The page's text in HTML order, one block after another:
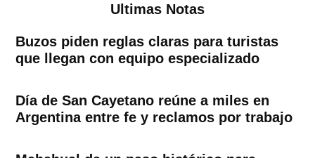
Ultimas Notas
Buzos piden reglas claras para turistas
que llegan con equipo especializado
Día de San Cayetano reúne a miles en
Argentina entre fe y reclamos por trabajo